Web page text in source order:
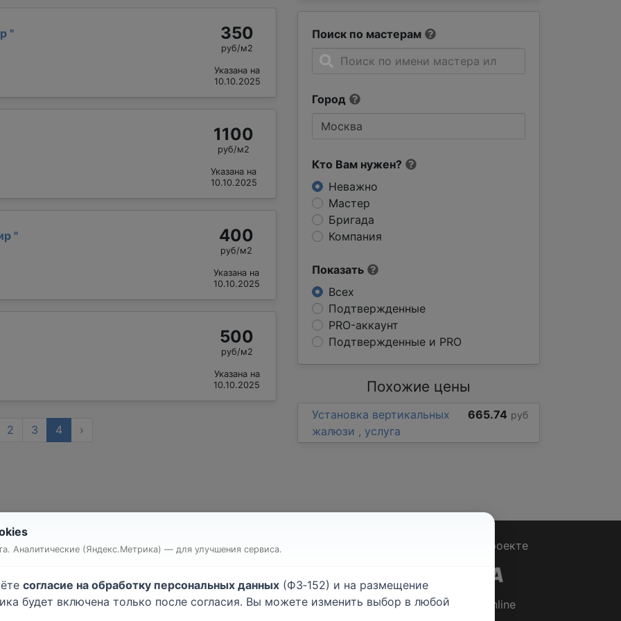
Поиск по мастерам
Город
Кто Вам нужен?
Неважно
Мастер
Бригада
Компания
Показать
Всех
Подтвержденные
PRO-аккаунт
Подтвержденные и PRO
" 350
руб/м2
Указана на
10.10.2025
1100
руб/м2
Указана на
10.10.2025
" 400
руб/м2
Указана на
10.10.2025
500
руб/м2
Указана на
10.10.2025
2 3 4 ›
Похожие цены
Установка вертикальных
жалюзи , услуга
665.74 руб
квартиры или комнаты
Строительство дома
работы
Монтаж гипсокартона
обоев
Напольные покрытия
О проекте
© 2026Rabotniki.online
Аналитические (Яндекс.Метрика) — для улучшения сервиса.
согласие на обработку персональных данных (ФЗ‑152) и на размещение
будет включена только после согласия. Вы можете изменить выбор в любой